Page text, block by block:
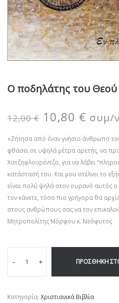
Ο ποδηλάτης του Θεού
12,00€ 10,80 € συμ/
«Ζήτησα από έναν γνήσιο άνθρωπο
φθάσει σε υψηλά μέτρα αρετής, να
Χατζηφλουρέντζο, για να λάβει
κατάστασή του. Και μου στέλνει το
είναι πολύ ψηλά στον ουρανό αυτός
τον κάνετε, τόσο πιο γρήγορα θα
στους ανθρώπους σας να τον
Μητροπολίτης Μόρφου κ. Νεόφυτος
- + ΠΡΟΣΘΉΚΗ
Κατηγορία: Χριστιανικά Βιβλία